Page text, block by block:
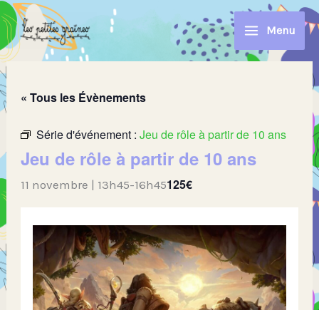
Aller
au
contenu
Menu
« Tous les Évènements
Série d'événement :Jeu de rôle à partir de 10 ans
Jeu de rôle à partir de 10 ans
11 novembre | 13h45-16h45125€